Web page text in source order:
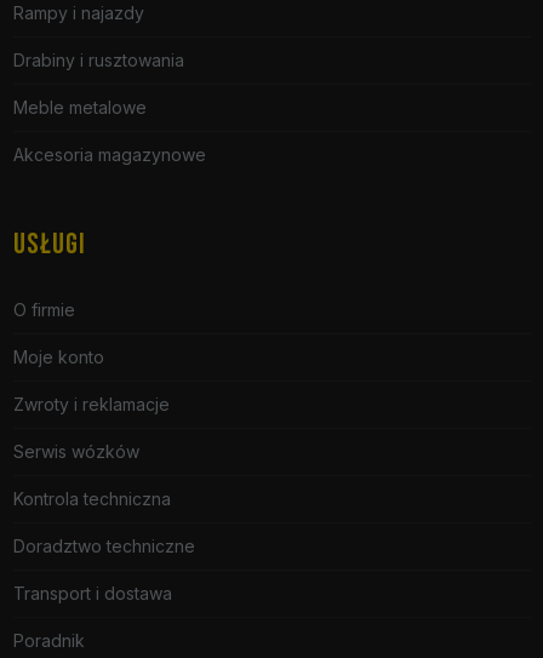
Rampy i najazdy
Drabiny i rusztowania
Meble metalowe
Akcesoria magazynowe
USŁUGI
O firmie
Moje konto
Zwroty i reklamacje
Serwis wózków
Kontrola techniczna
Doradztwo techniczne
Transport i dostawa
Poradnik